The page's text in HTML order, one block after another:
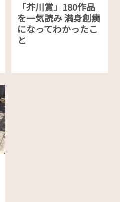
「芥川賞」180作品
を一気読み 満身創痍
になってわかったこ
と